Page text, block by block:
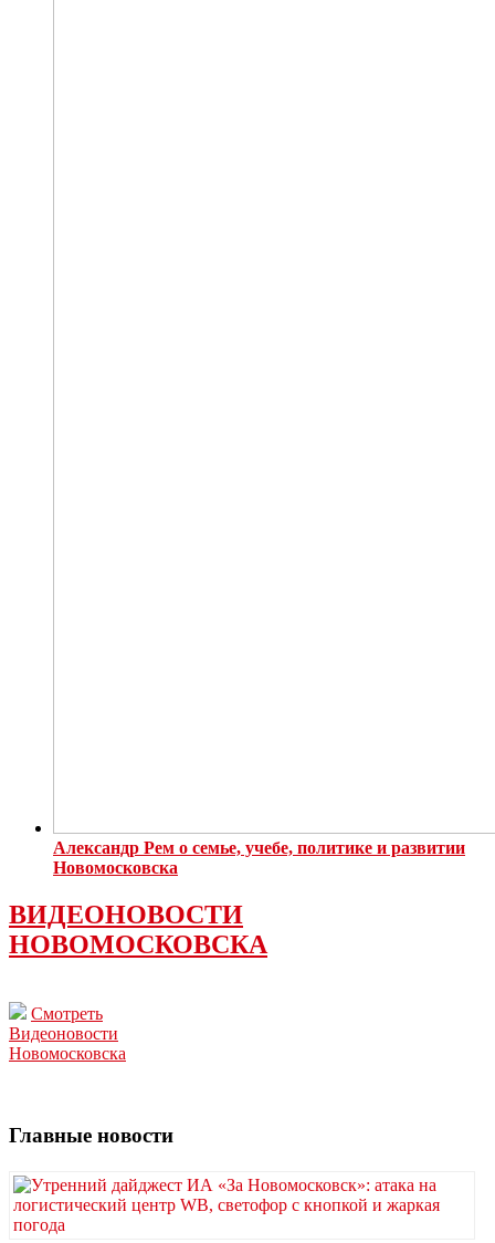
Александр Рем о семье, учебе, политике и развитии
Новомосковска
ВИДЕОНОВОСТИ
НОВОМОСКОВСКА
Смотреть
Видеоновости
Новомосковска
Главные новости